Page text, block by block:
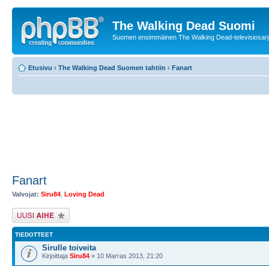
The Walking Dead Suomi
Suomen ensimmäinen The Walking Dead-
Etusivu ‹ The Walking Dead Suomen tahtiin ‹ Fanart
Fanart
Valvojat: Siru84 Loving Dead
Lähetä uusi viesti
TIEDOTTEET
Sirulle toiveita
Kirjoittaja Siru84 » 10 Marras 2013, 21:20